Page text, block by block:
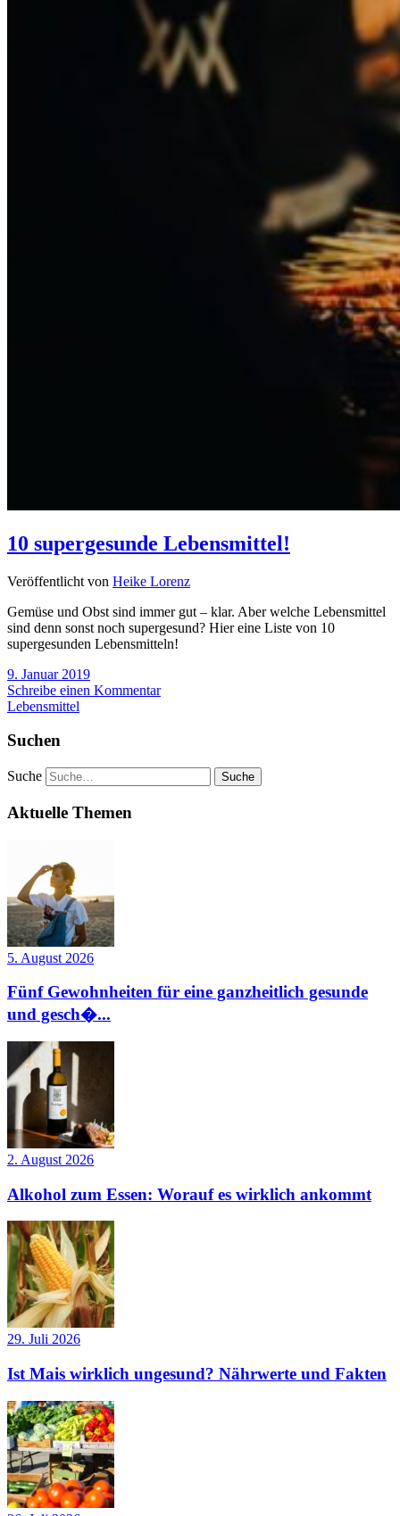
10 supergesunde Lebensmittel!
Veröffentlicht von Heike Lorenz
Gemüse und Obst sind immer gut – klar. Aber welche Lebensmittel
sind denn sonst noch supergesund? Hier eine Liste von 10
supergesunden Lebensmitteln!
9. Januar 2019
Schreibe einen Kommentar
Lebensmittel
Suchen
Suche
Aktuelle Themen
5. August 2026
Fünf Gewohnheiten für eine ganzheitlich gesunde
und gesch�...
2. August 2026
Alkohol zum Essen: Worauf es wirklich ankommt
29. Juli 2026
Ist Mais wirklich ungesund? Nährwerte und Fakten